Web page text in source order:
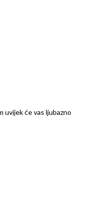
uvijek će vas ljubazno